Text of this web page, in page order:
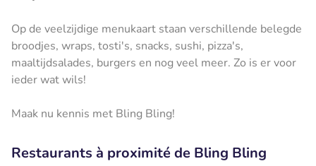
Op de veelzijdige menukaart staan verschillende belegde
broodjes, wraps, tosti's, snacks, sushi, pizza's,
maaltijdsalades, burgers en nog veel meer. Zo is er voor
ieder wat wils!
Maak nu kennis met Bling Bling!
Restaurants à proximité de Bling Bling